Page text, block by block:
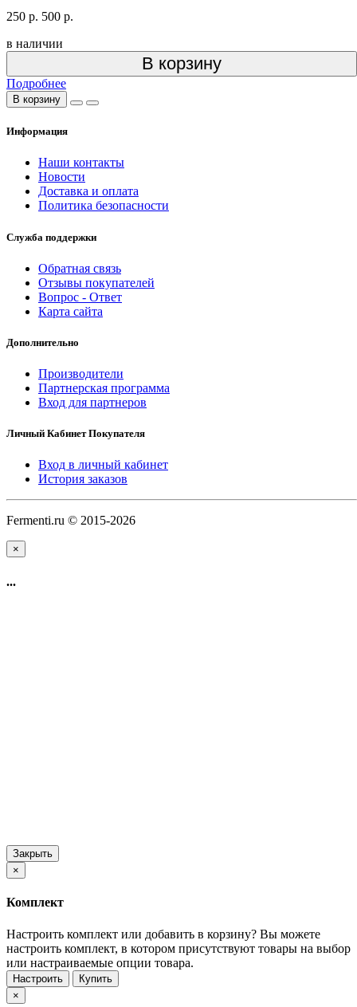
250 р. 500 р.
в наличии
В корзину
Подробнее
В корзину
Информация
Наши контакты
Новости
Доставка и оплата
Политика безопасности
Служба поддержки
Обратная связь
Отзывы покупателей
Вопрос - Ответ
Карта сайта
Дополнительно
Производители
Партнерская программа
Вход для партнеров
Личный Кабинет Покупателя
Вход в личный кабинет
История заказов
Fermenti.ru © 2015-2026
×
...
Закрыть
×
Комплект
Настроить комплект или добавить в корзину? Вы можете
настроить комплект, в котором присутствуют товары на выбор
или настраиваемые опции товара.
Настроить
Купить
×